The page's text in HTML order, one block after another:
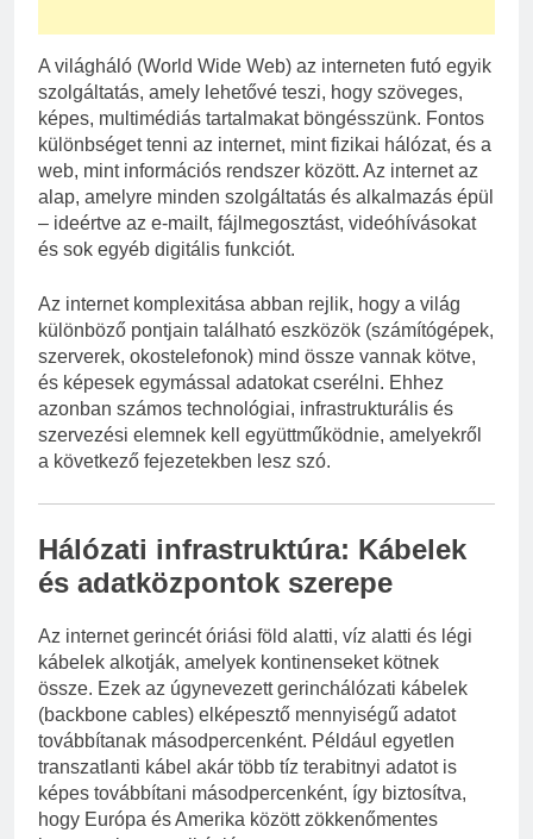
A világháló (World Wide Web) az interneten futó egyik
szolgáltatás, amely lehetővé teszi, hogy szöveges,
képes, multimédiás tartalmakat böngésszünk. Fontos
különbséget tenni az internet, mint fizikai hálózat, és a
web, mint információs rendszer között. Az internet az
alap, amelyre minden szolgáltatás és alkalmazás épül
– ideértve az e-mailt, fájlmegosztást, videóhívásokat
és sok egyéb digitális funkciót.
Az internet komplexitása abban rejlik, hogy a világ
különböző pontjain található eszközök (számítógépek,
szerverek, okostelefonok) mind össze vannak kötve,
és képesek egymással adatokat cserélni. Ehhez
azonban számos technológiai, infrastrukturális és
szervezési elemnek kell együttműködnie, amelyekről
a következő fejezetekben lesz szó.
Hálózati infrastruktúra: Kábelek
és adatközpontok szerepe
Az internet gerincét óriási föld alatti, víz alatti és légi
kábelek alkotják, amelyek kontinenseket kötnek
össze. Ezek az úgynevezett gerinchálózati kábelek
(backbone cables) elképesztő mennyiségű adatot
továbbítanak másodpercenként. Például egyetlen
transzatlanti kábel akár több tíz terabitnyi adatot is
képes továbbítani másodpercenként, így biztosítva,
hogy Európa és Amerika között zökkenőmentes